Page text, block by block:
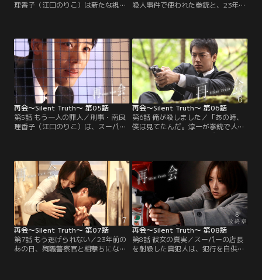
理香子（江口のりこ）は新たな視点
の事情聴取をしたいと言い出す。23
年前に人知れず持ち去り、タイムカ
プセルに封印した殉職警察官・清原
和雄（弓削智久）の拳銃。今になっ
て、あの拳銃を持ち出し…。
殺人事件で使われた拳銃と、23年前
る上に、和雄の遺体の第一発見者が
飛奈淳一（竹内涼真）、岩本万季子
（井上真央）、清原圭介（瀬戸康
史）、佐久間直人（渡辺大知）--奇
しくも…。
再会～Silent Truth～ 第05話
第5話 もう一人の罪人／刑事・南良
理香子（江口のりこ）は、スーパー
なのか？ そうだとすれば、23年前に
同級生4人で埋めたタイムカプセル
をいつ掘り起こし、凶器の拳銃を持
ち出したのか…。
再会～Silent Truth～ 第06話
第6話 俺が殺しました／「あの時、
僕は見てたんだ。淳一が拳銃で人を
撃ったこと」--。このたび発生した
（渡辺大知）から、≪ずっと隠して
きた23年前の秘密≫を告白された飛
奈淳一（竹内涼真）。直人はこの事
実を他の誰にも口外しないと告げる
が、自らの罪にふたたび直面するこ
とになった淳一の心は…。
再会～Silent Truth～ 第07話
第7話 もう逃げられない／23年前の
あの日、殉職警察官と相撃ちになっ
再会～Silent Truth～ 第08話
第8話 彼女の真実／スーパーの店長
を射殺した真犯人は、犯行を自供し